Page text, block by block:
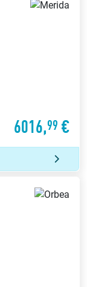
6016,99 €